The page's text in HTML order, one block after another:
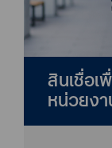
สินเชื่อ
หน่วยง